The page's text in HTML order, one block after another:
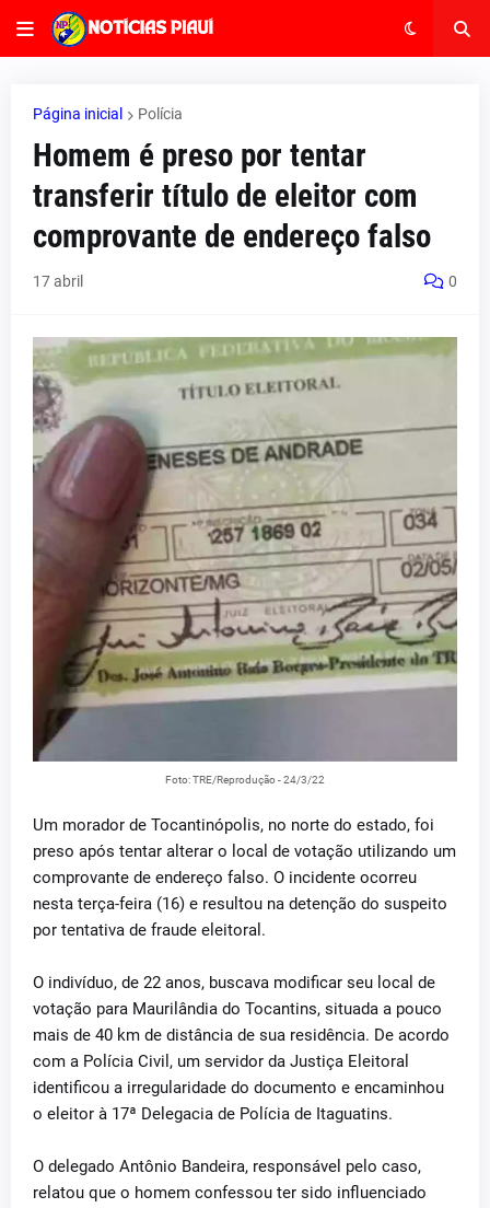
Página inicial Polícia
Homem é preso por tentar
transferir título de eleitor com
comprovante de endereço falso
17 abril 0
Foto: TRE/Reprodução - 24/3/22
Um morador de Tocantinópolis, no norte do estado, foi
preso após tentar alterar o local de votação utilizando um
comprovante de endereço falso. O incidente ocorreu
nesta terça-feira (16) e resultou na detenção do suspeito
por tentativa de fraude eleitoral.
O indivíduo, de 22 anos, buscava modificar seu local de
votação para Maurilândia do Tocantins, situada a pouco
mais de 40 km de distância de sua residência. De acordo
com a Polícia Civil, um servidor da Justiça Eleitoral
identificou a irregularidade do documento e encaminhou
o eleitor à 17ª Delegacia de Polícia de Itaguatins.
O delegado Antônio Bandeira, responsável pelo caso,
relatou que o homem confessou ter sido influenciado